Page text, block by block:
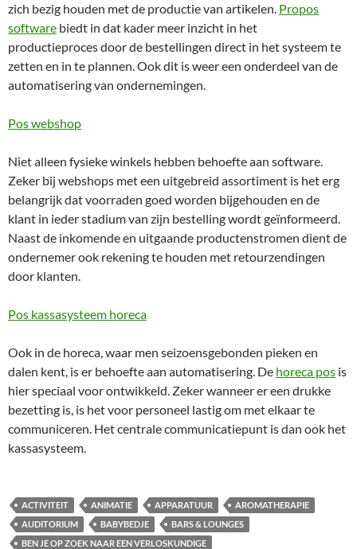
zich bezig houden met de productie van artikelen. Propos
software biedt in dat kader meer inzicht in het
productieproces door de bestellingen direct in het systeem te
zetten en in te plannen. Ook dit is weer een onderdeel van de
automatisering van ondernemingen.
Pos webshop
Niet alleen fysieke winkels hebben behoefte aan software.
Zeker bij webshops met een uitgebreid assortiment is het erg
belangrijk dat voorraden goed worden bijgehouden en de
klant in ieder stadium van zijn bestelling wordt geïnformeerd.
Naast de inkomende en uitgaande productenstromen dient de
ondernemer ook rekening te houden met retourzendingen
door klanten.
Pos kassasysteem horeca
Ook in de horeca, waar men seizoensgebonden pieken en
dalen kent, is er behoefte aan automatisering. De horeca pos is
hier speciaal voor ontwikkeld. Zeker wanneer er een drukke
bezetting is, is het voor personeel lastig om met elkaar te
communiceren. Het centrale communicatiepunt is dan ook het
kassasysteem.
ACTIVITEIT ANIMATIE APPARATUUR
AROMATHERAPIE
AUDITORIUM
BABYBEDJE
BARS & LOUNGES
BEN JE OP ZOEK NAAR EEN VERLOSKUNDIGE